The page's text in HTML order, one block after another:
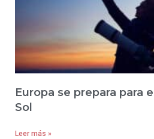
Europa se prepara para
Sol
Leer más »